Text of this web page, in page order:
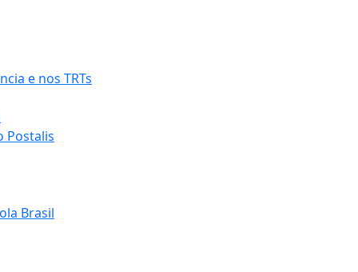
e nos TRTs
Postalis
Brasil